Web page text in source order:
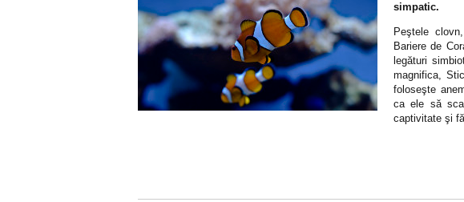
simpatic.
Peştele
Bariere de
legături
magnifica,
foloseşte
ca ele să
captivitate şi